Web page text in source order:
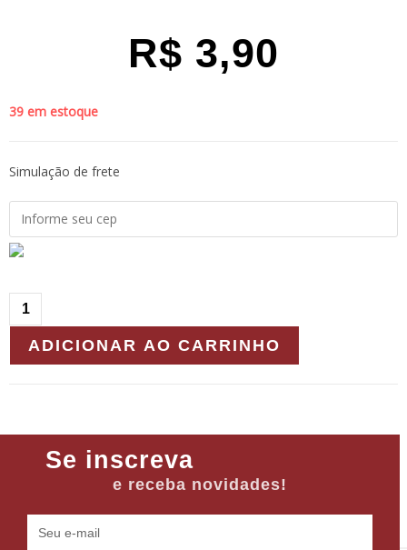
R$ 3,90
39 em estoque
Simulação de frete
ADICIONAR AO CARRINHO
Se inscreva
e receba novidades!